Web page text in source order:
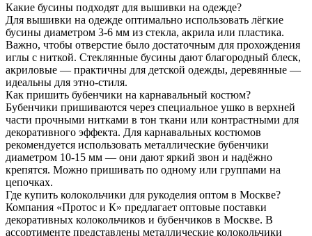
Какие бусины подходят для вышивки на одежде?
Для вышивки на одежде оптимально использовать лёгкие
бусины диаметром 3-6 мм из стекла, акрила или пластика.
Важно, чтобы отверстие было достаточным для прохождения
иглы с ниткой. Стеклянные бусины дают благородный блеск,
акриловые — практичны для детской одежды, деревянные —
идеальны для этно-стиля.
Как пришить бубенчики на карнавальный костюм?
Бубенчики пришиваются через специальное ушко в верхней
части прочными нитками в тон ткани или контрастными для
декоративного эффекта. Для карнавальных костюмов
рекомендуется использовать металлические бубенчики
диаметром 10-15 мм — они дают яркий звон и надёжно
крепятся. Можно пришивать по одному или группами на
цепочках.
Где купить колокольчики для рукоделия оптом в Москве?
Компания «Протос и К» предлагает оптовые поставки
декоративных колокольчиков и бубенчиков в Москве. В
ассортименте представлены металлические колокольчики